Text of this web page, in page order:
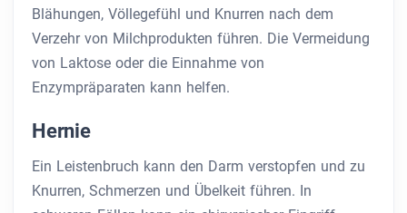
Blähungen, Völlegefühl und Knurren nach dem
Verzehr von Milchprodukten führen. Die Vermeidung
von Laktose oder die Einnahme von
Enzympräparaten kann helfen.
Hernie
Ein Leistenbruch kann den Darm verstopfen und zu
Knurren, Schmerzen und Übelkeit führen. In